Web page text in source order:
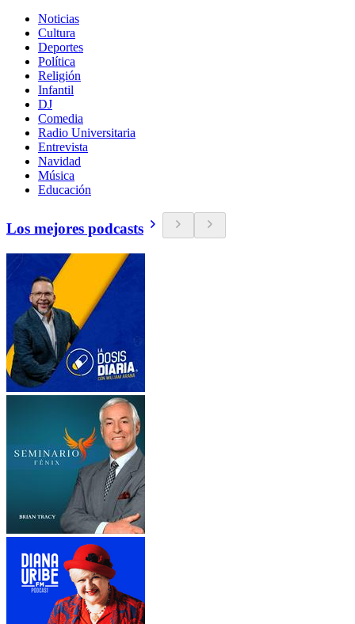
Noticias
Cultura
Deportes
Política
Religión
Infantil
DJ
Comedia
Radio Universitaria
Entrevista
Navidad
Música
Educación
Los mejores podcasts